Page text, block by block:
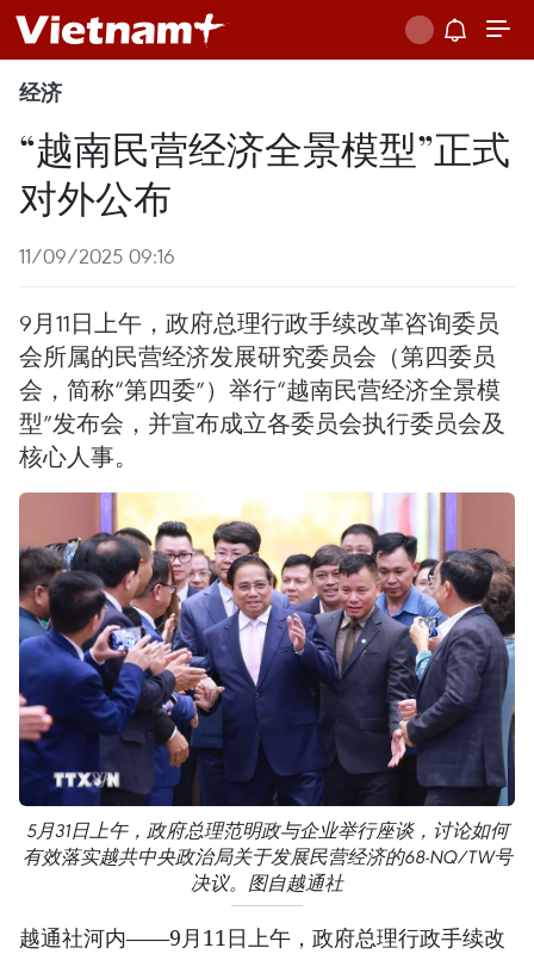
经济
“越南民营经济全景模型”正式
对外公布
11/09/2025 09:16
9月11日上午，政府总理行政手续改革咨询委员
会所属的民营经济发展研究委员会（第四委员
会，简称“第四委”）举行“越南民营经济全景模
型”发布会，并宣布成立各委员会执行委员会及
核心人事。
5月31日上午，政府总理范明政与企业举行座谈，讨论如何
有效落实越共中央政治局关于发展民营经济的68-NQ/TW号
决议。图自越通社
越通社河内——9月11日上午，政府总理行政手续改